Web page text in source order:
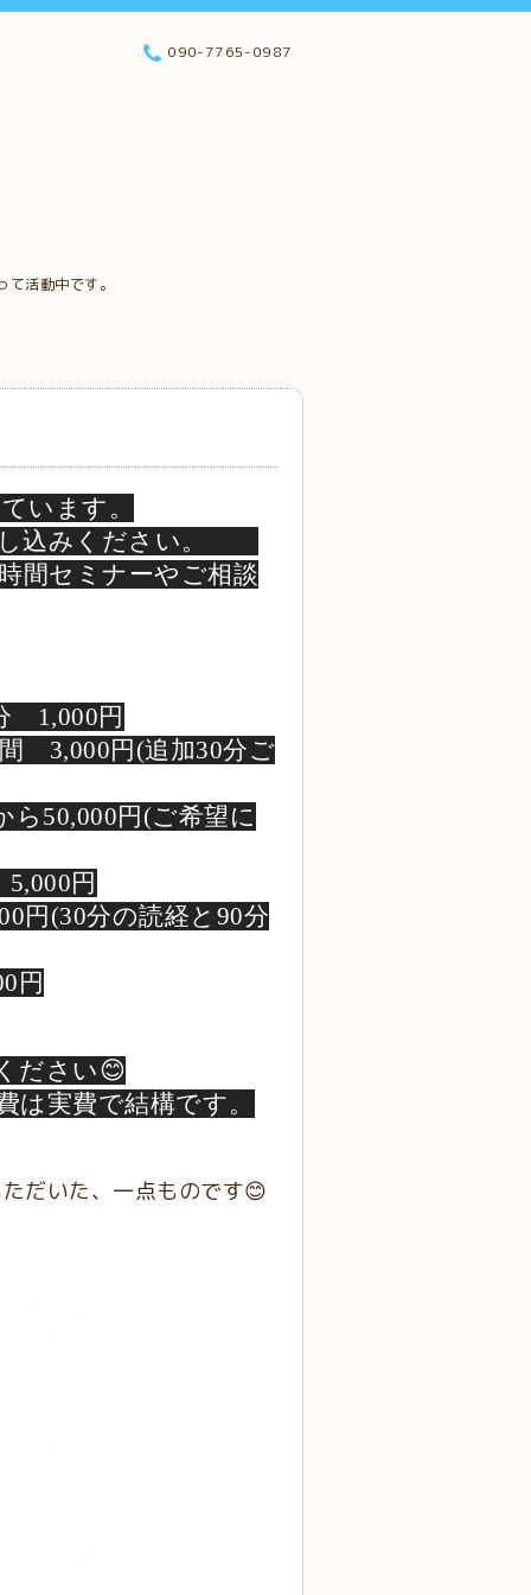
活動中です。
090-7765-0987
います。
し込みください。
間セミナーやご相談
円
3,000円(追加30分ご
円(ご希望に
円
分の読経と90分
円
ださい😊
は実費で結構です。
だいた、一点ものです😊